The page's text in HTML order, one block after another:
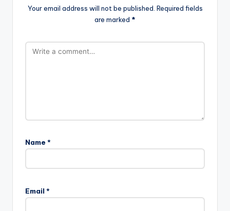
Your email address will not be published. Required fields
are marked *
Name *
Email *